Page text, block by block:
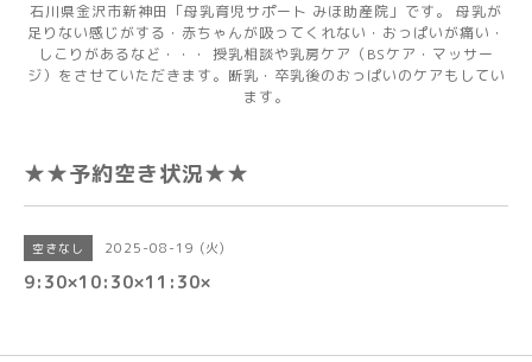
石川県金沢市新神田「母乳育児サポート みほ助産院」です。 母乳が
足りない感じがする・赤ちゃんが吸ってくれない・おっぱいが痛い・
しこりがあるなど・・・ 授乳相談や乳房ケア（BSケア・マッサー
ジ）をさせていただきます。断乳・卒乳後のおっぱいのケアもしてい
ます。
★★予約空き状況★★
空きなし 2025-08-19 (火)
9:30×10:30×11:30×